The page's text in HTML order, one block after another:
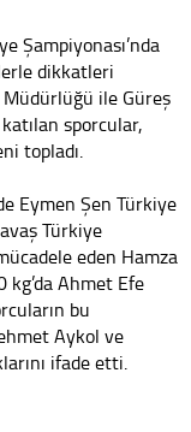
Şampiyonası’nda
dikkatleri
ile Güreş
sporcular,
topladı.
Eymen Şen Türkiye
Türkiye
eden Hamza
Ahmet Efe
bu
Aykol ve
ifade etti.